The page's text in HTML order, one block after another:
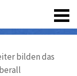
bilden das